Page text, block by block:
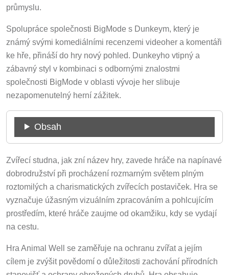
průmyslu.
Spolupráce společnosti BigMode s Dunkeym, který je
známý svými komediálními recenzemi videoher a komentáři
ke hře, přináší do hry nový pohled. Dunkeyho vtipný a
zábavný styl v kombinaci s odbornými znalostmi
společnosti BigMode v oblasti vývoje her slibuje
nezapomenutelný herní zážitek.
Obsah
Zvířecí studna, jak zní název hry, zavede hráče na napínavé
dobrodružství při procházení rozmarným světem plným
roztomilých a charismatických zvířecích postaviček. Hra se
vyznačuje úžasným vizuálním zpracováním a pohlcujícím
prostředím, které hráče zaujme od okamžiku, kdy se vydají
na cestu.
Hra Animal Well se zaměřuje na ochranu zvířat a jejím
cílem je zvýšit povědomí o důležitosti zachování přírodních